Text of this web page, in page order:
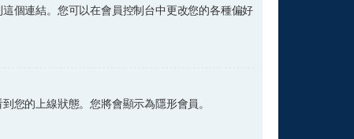
個連結。您可以在會員控制台中更改您的各種偏好
您的上線狀態。您將會顯示為隱形會員。